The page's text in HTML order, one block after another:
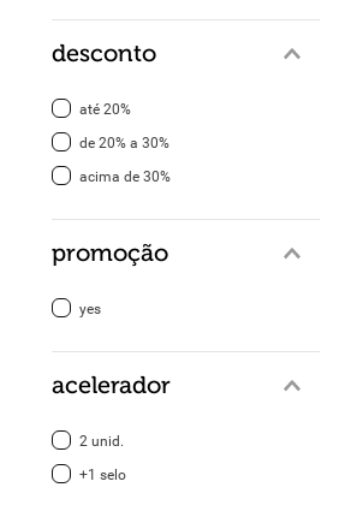
desconto
até 20%
de 20% a 30%
acima de 30%
promoção
yes
acelerador
2 unid.
+1 selo